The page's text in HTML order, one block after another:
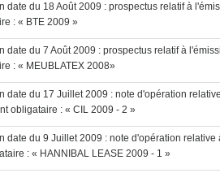
date du 18 Août 2009 : prospectus relatif à
: « BTE 2009 »
date du 7 Août 2009 : prospectus relatif à
: « MEUBLATEX 2008»
date du 17 Juillet 2009 : note d'opération
obligataire : « CIL 2009 - 2 »
date du 9 Juillet 2009 : note d'opération
: « HANNIBAL LEASE 2009 - 1 »